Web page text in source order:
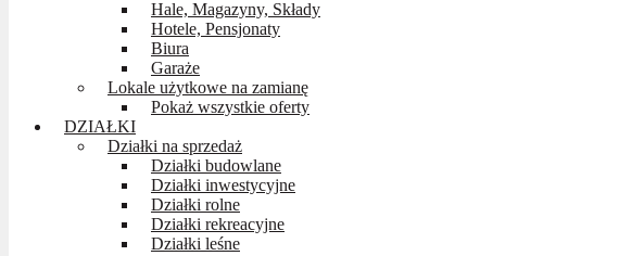
Hale, Magazyny, Składy
Hotele, Pensjonaty
Biura
Garaże
Lokale użytkowe na zamianę
Pokaż wszystkie oferty
DZIAŁKI
Działki na sprzedaż
Działki budowlane
Działki inwestycyjne
Działki rolne
Działki rekreacyjne
Działki leśne